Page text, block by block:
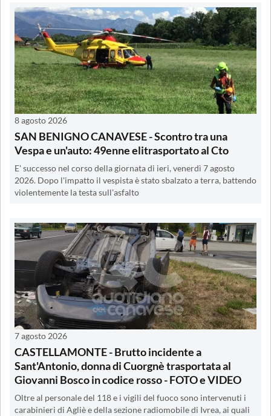
8 agosto 2026
SAN BENIGNO CANAVESE - Scontro tra una
Vespa e un'auto: 49enne elitrasportato al Cto
E' successo nel corso della giornata di ieri, venerdì 7 agosto
2026. Dopo l'impatto il vespista è stato sbalzato a terra, battendo
violentemente la testa sull'asfalto
7 agosto 2026
CASTELLAMONTE - Brutto incidente a
Sant'Antonio, donna di Cuorgnè trasportata al
Giovanni Bosco in codice rosso - FOTO e VIDEO
Oltre al personale del 118 e i vigili del fuoco sono intervenuti i
carabinieri di Agliè e della sezione radiomobile di Ivrea, ai quali